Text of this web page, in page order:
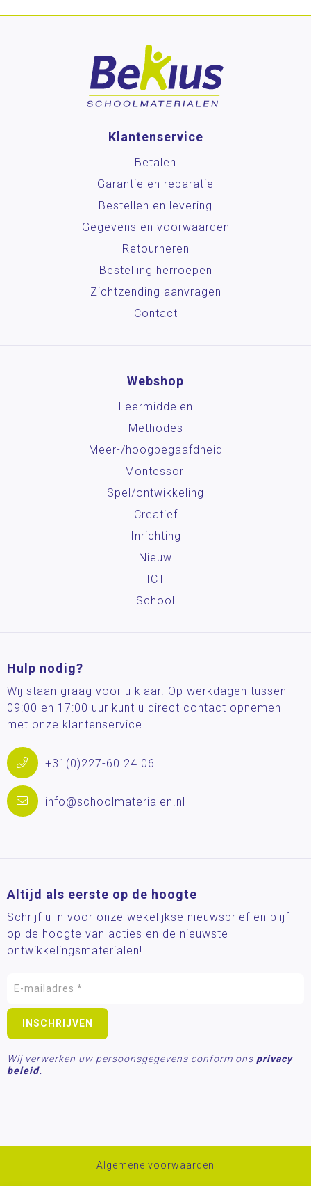
Klantenservice
Betalen
Garantie en reparatie
Bestellen en levering
Gegevens en voorwaarden
Retourneren
Bestelling herroepen
Zichtzending aanvragen
Contact
Webshop
Leermiddelen
Methodes
Meer-/hoog­begaafdheid
Montessori
Spel/ontwikkeling
Creatief
Inrichting
Nieuw
ICT
School
Hulp nodig?
Wij staan graag voor u klaar. Op werkdagen tussen
09:00 en 17:00 uur kunt u direct contact opnemen
met onze klantenservice.
+31(0)227-60 24 06
info@schoolmaterialen.nl
Altijd als eerste op de hoogte
Schrijf u in voor onze wekelijkse nieuwsbrief en blijf
op de hoogte van acties en de nieuwste
ontwikkelingsmaterialen!
Wij verwerken uw persoonsgegevens conform ons privacy
beleid.
Algemene voorwaarden